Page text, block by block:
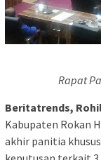
Rapat
Beritatrends,
Kabupaten Rokan
akhir panitia